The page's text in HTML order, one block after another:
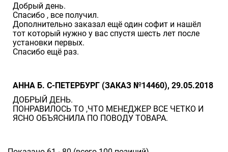
Добрый день.
Спасибо , все получил.
Дополнительно заказал ещё один софит и нашёл
тот который нужно у вас спустя шесть лет после
установки первых.
Спасибо ещё раз.
АННА Б. С-ПЕТЕРБУРГ (ЗАКАЗ №14460), 29.05.2018
ДОБРЫЙ ДЕНЬ.
ПОНРАВИЛОСЬ ТО ,ЧТО МЕНЕДЖЕР ВСЕ ЧЕТКО И
ЯСНО ОБЪЯСНИЛА ПО ПОВОДУ ТОВАРА.